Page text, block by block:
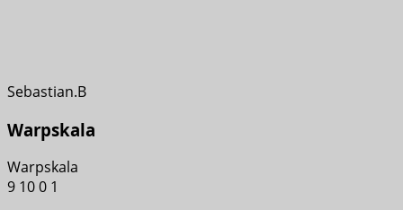
Sebastian.B
Warpskala
Warpskala
9 100 1